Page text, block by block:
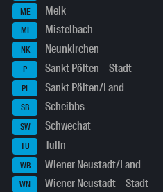
ME Melk
MI Mistelbach
NK Neunkirchen
P Sankt Pölten – Stadt
PL Sankt Pölten/Land
SB Scheibbs
SW Schwechat
TU Tulln
WB Wiener Neustadt/Land
WN Wiener Neustadt – Stadt